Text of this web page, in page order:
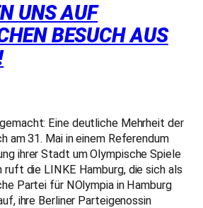
UNS AUF
BESUCH AUS
Eine deutliche Mehrheit der
am 31. Mai in einem Referendum
ihrer Stadt um Olympische Spiele
ruft die LINKE Hamburg, die sich als
Partei für NOlympia in Hamburg
ihre Berliner Parteigenossin